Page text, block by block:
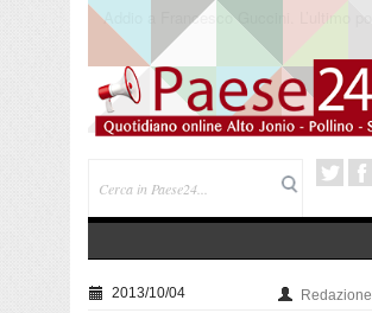
Saracena. Presentato “America”, il
Pandolfi che racconta
2013/10/04